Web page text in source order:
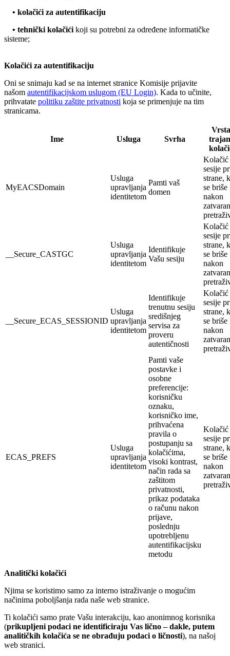
• kolačići za autentifikaciju
• tehnički kolačići koji su potrebni za određene informatičke
sisteme;
Kolačići za autentifikaciju
Oni se snimaju kad se na internet stranice Komisije prijavite
našom autentifikacijskom uslugom (EU Login). Kada to učinite,
prihvatate politiku zaštite privatnosti koja se primenjuje na tim
stranicama.
Ime Usluga Svrha
MyEACSDomain
Usluga
upravljanja
identitetom
Pamti vaš
domen
Kolačić
sesije
strane,
se briše
nakon
__Secure_CASTGC
Usluga
upravljanja
identitetom
Identifikuje
Vašu sesiju
Kolačić
sesije
strane,
se briše
nakon
__Secure_ECAS_SESSIONID
Usluga
upravljanja
identitetom
Identifikuje
trenutnu sesiju
središnjeg
servisa za
proveru
autentičnosti
Kolačić
sesije
strane,
se briše
nakon
ECAS_PREFS
Usluga
upravljanja
identitetom
Pamti vaše
postavke i
osobne
preferencije:
korisničku
oznaku,
korisničko ime,
prihvaćena
pravila o
postupanju sa
kolačićima,
visoki kontrast,
način rada sa
zaštitom
privatnosti,
prikaz podataka
o računu nakon
prijave,
poslednju
upotrebljenu
autentifikacijsku
metodu
Kolačić
sesije
strane,
se briše
nakon
Analitički kolačići
Njima se koristimo samo za interno istraživanje o mogućim
načinima poboljšanja rada naše web stranice.
Ti kolačići samo prate Vašu interakciju, kao anonimnog korisnika
(prikupljeni podaci ne identificiraju Vas lično – dakle, putem
analitičkih kolačića se ne obrađuju podaci o ličnosti), na našoj
web stranici.